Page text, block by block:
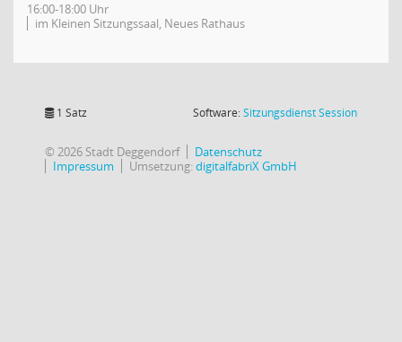
16:00-18:00 Uhr
im Kleinen Sitzungssaal, Neues Rathaus
1 Satz Software:SitzungsdienstSession(Wird in
© 2026 Stadt Deggendorf
Datenschutz
Impressum
Umsetzung:digitalfabriX GmbH